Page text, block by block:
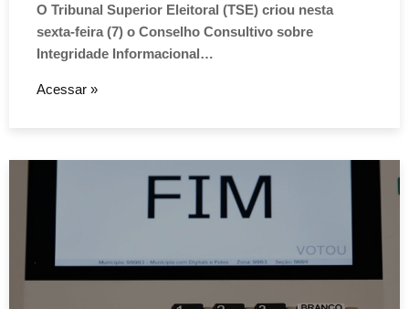
O Tribunal Superior Eleitoral (TSE) criou nesta
sexta-feira (7) o Conselho Consultivo sobre
Integridade Informacional…
Acessar »